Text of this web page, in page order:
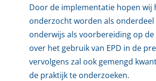
Door de implementatie hopen wij
onderzocht worden als
onderwijs als voorbereiding op
over het gebruik van EPD in de
vervolgens zal ook gemengd
de praktijk te onderzoeken.